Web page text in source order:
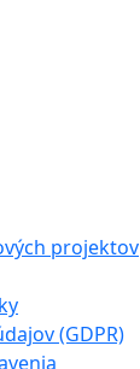
projektov
(GDPR)